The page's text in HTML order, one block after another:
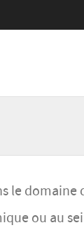
le domaine
ou au